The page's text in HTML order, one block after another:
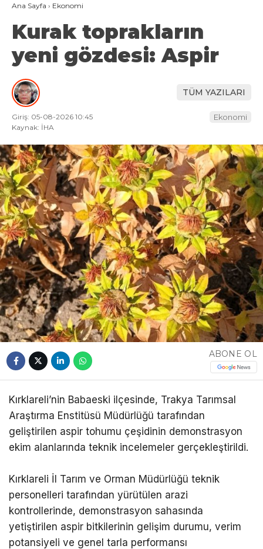
Ana Sayfa › Ekonomi
Kurak toprakların
yeni gözdesi: Aspir
TÜM YAZILARI
Giriş: 05-08-2026 10:45
Kaynak: İHA
Ekonomi
ABONE OL
Kırklareli’nin Babaeski ilçesinde, Trakya Tarımsal
Araştırma Enstitüsü Müdürlüğü tarafından
geliştirilen aspir tohumu çeşidinin demonstrasyon
ekim alanlarında teknik incelemeler gerçekleştirildi.
Kırklareli İl Tarım ve Orman Müdürlüğü teknik
personelleri tarafından yürütülen arazi
kontrollerinde, demonstrasyon sahasında
yetiştirilen aspir bitkilerinin gelişim durumu, verim
potansiyeli ve genel tarla performansı